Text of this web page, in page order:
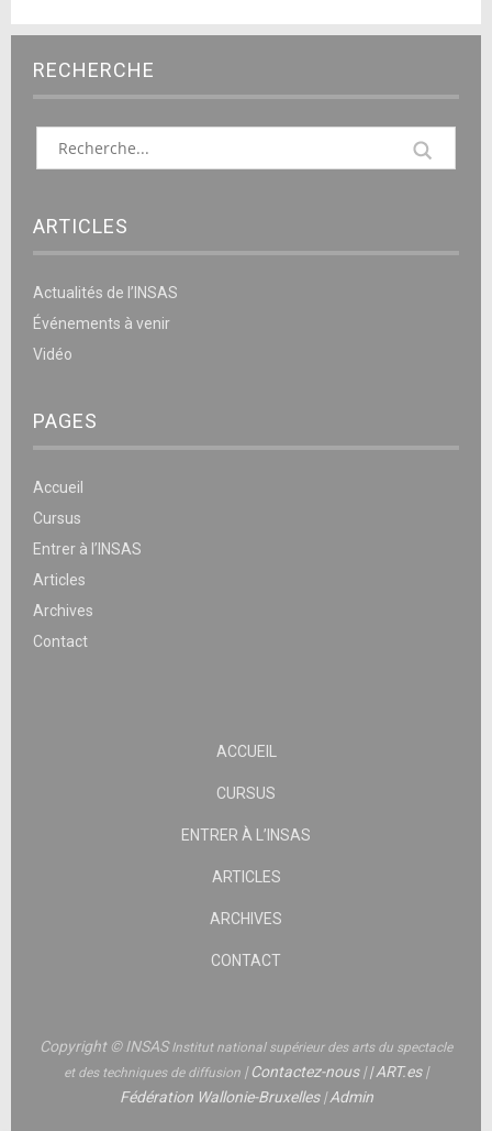
RECHERCHE
ARTICLES
Actualités de l’INSAS
Événements à venir
Vidéo
PAGES
Accueil
Cursus
Entrer à l’INSAS
Articles
Archives
Contact
ACCUEIL
CURSUS
ENTRER À L’INSAS
ARTICLES
ARCHIVES
CONTACT
Copyright © INSASInstitut national supérieur des arts du spectacle
et des techniques de diffusion |Contactez-nous||ART.es|
Fédération Wallonie-Bruxelles|Admin